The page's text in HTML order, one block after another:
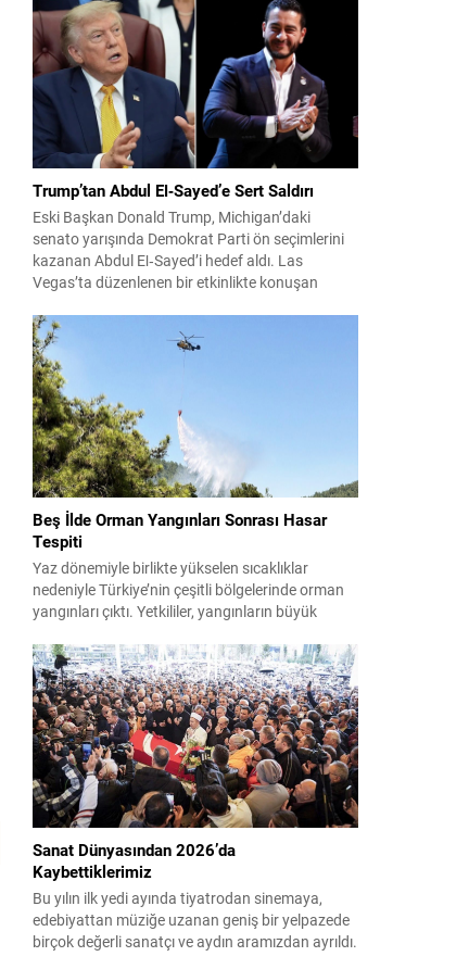
konuları detaylı şekilde ele alındı. Taraflar, komşu
ülkelerle ilişkilerin güçlendirilmesinin gerekliliği
üzerinde mutabık kaldı; ayrıca Suriye-Lübnan
ilişkilerine...
Trump’tan Abdul El‑Sayed’e Sert Saldırı
Eski Başkan Donald Trump, Michigan’daki
senato yarışında Demokrat Parti ön seçimlerini
kazanan Abdul El‑Sayed’i hedef aldı. Las
Vegas’ta düzenlenen bir etkinlikte konuşan
karşı olumsuz duygular taşıyan bir kişi olmakla
suçladı ve onu “komünist” olarak nitelendirdi.
Trump, konuşmasında El‑Sayed’in “Yahudilerden
nefret ettiğini” öne sürerek, bu...
Beş İlde Orman Yangınları Sonrası Hasar
Tespiti
Yaz dönemiyle birlikte yükselen sıcaklıklar
nedeniyle Türkiye’nin çeşitli bölgelerinde orman
yangınları çıktı. Yetkililer, yangınların büyük
sürmesi nedeniyle vatandaşları dikkatli olmaya
çağırıyor. Çevre, Şehircilik ve İklim Değişikliği
Bakanı Murat Kurum, beş ilde yapılan hasar
tespitlerinin sonuçlarını paylaştı ve etkilenenlerin
yanında olunacağını vurguladı. Kayıtlar ve
tespit...
Sanat Dünyasından 2026’da
Kaybettiklerimiz
Bu yılın ilk yedi ayında tiyatrodan sinemaya,
edebiyattan müziğe uzanan geniş bir yelpazede
birçok değerli sanatçı ve aydın aramızdan ayrıldı.